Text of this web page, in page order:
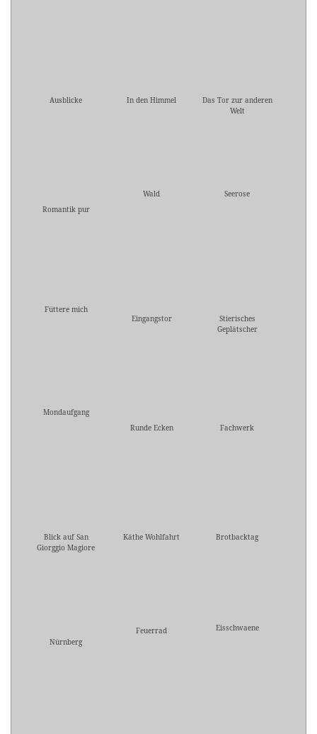
Ausblicke In den Himmel
Das Tor zur anderen
Welt
Romantik pur
Wald Seerose
Füttere mich
Eingangstor
Stierisches
Geplätscher
Mondaufgang
Runde Ecken
Fachwerk
Blick auf San
Giorggio Magiore
Käthe Wohlfahrt Brotbacktag
Nürnberg
Feuerrad Eisschwaene